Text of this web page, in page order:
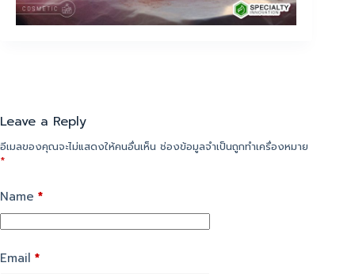
Leave a Reply
อีเมลของคุณจะไม่แสดงให้คนอื่นเห็น ช่องข้อมูลจำเป็นถูกทำเครื่องหมาย
*
Name *
Email *